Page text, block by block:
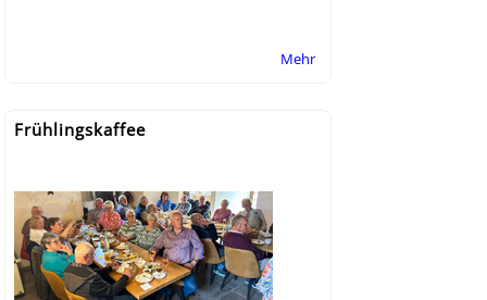
Mehr
Frühlingskaffee